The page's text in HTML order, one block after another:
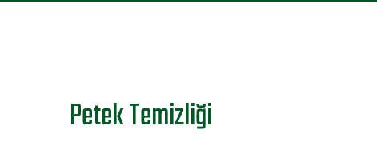
Petek Temizliği